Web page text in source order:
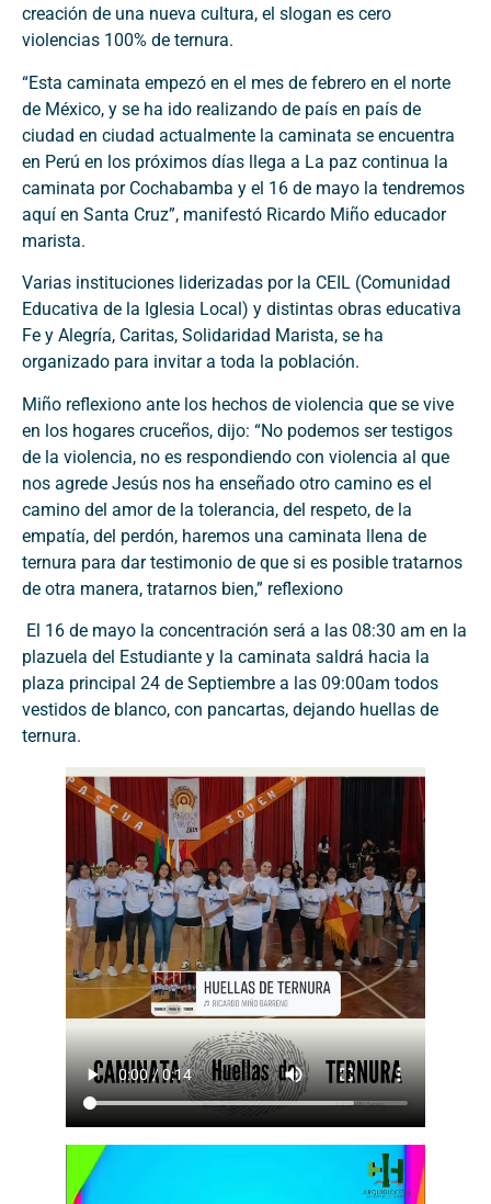
creación de una nueva cultura, el slogan es cero
violencias 100% de ternura.
“Esta caminata empezó en el mes de febrero en el norte
de México, y se ha ido realizando de país en país de
ciudad en ciudad actualmente la caminata se encuentra
en Perú en los próximos días llega a La paz continua la
caminata por Cochabamba y el 16 de mayo la tendremos
aquí en Santa Cruz”, manifestó Ricardo Miño educador
marista.
Varias instituciones liderizadas por la CEIL (Comunidad
Educativa de la Iglesia Local) y distintas obras educativa
Fe y Alegría, Caritas, Solidaridad Marista, se ha
organizado para invitar a toda la población.
Miño reflexiono ante los hechos de violencia que se vive
en los hogares cruceños, dijo: “No podemos ser testigos
de la violencia, no es respondiendo con violencia al que
nos agrede Jesús nos ha enseñado otro camino es el
camino del amor de la tolerancia, del respeto, de la
empatía, del perdón, haremos una caminata llena de
ternura para dar testimonio de que si es posible tratarnos
de otra manera, tratarnos bien,” reflexiono
El 16 de mayo la concentración será a las 08:30 am en la
plazuela del Estudiante y la caminata saldrá hacia la
plaza principal 24 de Septiembre a las 09:00am todos
vestidos de blanco, con pancartas, dejando huellas de
ternura.